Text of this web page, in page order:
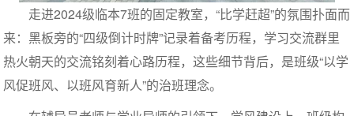
走进2024级临本7班的固定教室，“比学赶超”的氛围扑面而
来：黑板旁的“四级倒计时牌”记录着备考历程，学习交流群里
热火朝天的交流铭刻着心路历程，这些细节背后，是班级“以学
风促班风、以班风育新人”的治班理念。